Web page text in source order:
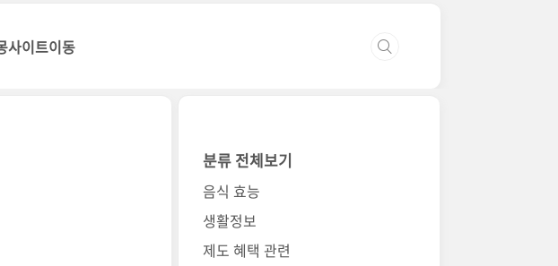
사이트이동
분류 전체보기
음식 효능
생활정보
제도 혜택 관련